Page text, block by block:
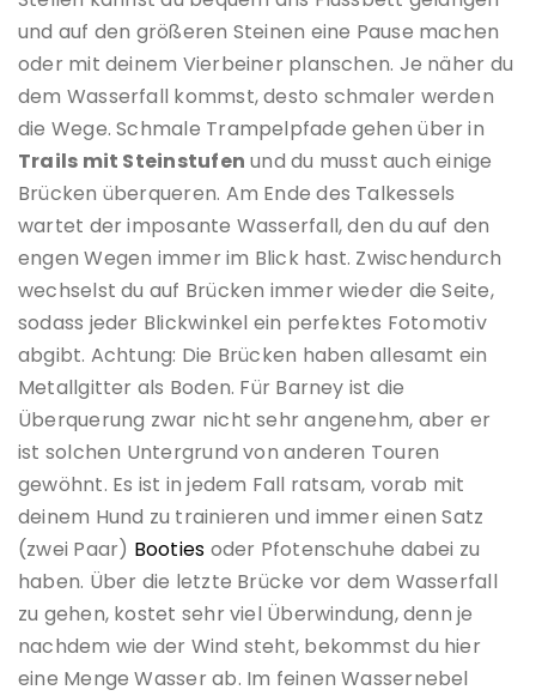
und auf den größeren Steinen eine Pause machen
oder mit deinem Vierbeiner planschen. Je näher du
dem Wasserfall kommst, desto schmaler werden
die Wege. Schmale Trampelpfade gehen über in
Trails mit Steinstufen und du musst auch einige
Brücken überqueren. Am Ende des Talkessels
wartet der imposante Wasserfall, den du auf den
engen Wegen immer im Blick hast. Zwischendurch
wechselst du auf Brücken immer wieder die Seite,
sodass jeder Blickwinkel ein perfektes Fotomotiv
abgibt. Achtung: Die Brücken haben allesamt ein
Metallgitter als Boden. Für Barney ist die
Überquerung zwar nicht sehr angenehm, aber er
ist solchen Untergrund von anderen Touren
gewöhnt. Es ist in jedem Fall ratsam, vorab mit
deinem Hund zu trainieren und immer einen Satz
(zwei Paar) Booties oder Pfotenschuhe dabei zu
haben. Über die letzte Brücke vor dem Wasserfall
zu gehen, kostet sehr viel Überwindung, denn je
nachdem wie der Wind steht, bekommst du hier
eine Menge Wasser ab. Im feinen Wassernebel